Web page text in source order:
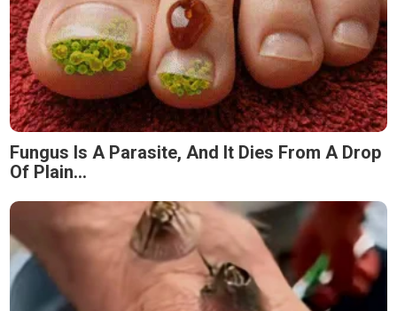
Fungus Is A Parasite, And It Dies From A Drop
Of Plain...